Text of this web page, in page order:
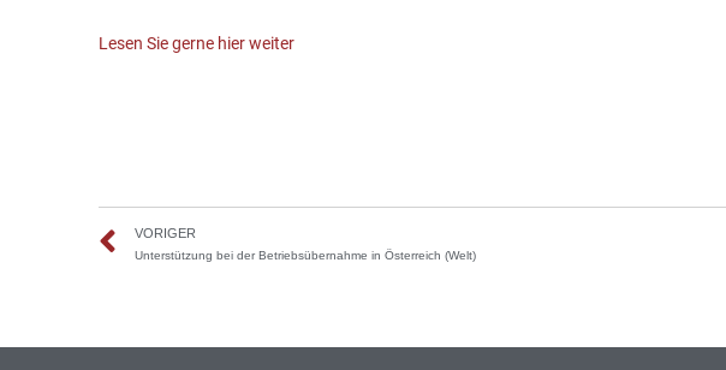
Lesen Sie gerne hier weiter
VORIGER
Unterstützung bei der Betriebsübernahme in Österreich (Welt)